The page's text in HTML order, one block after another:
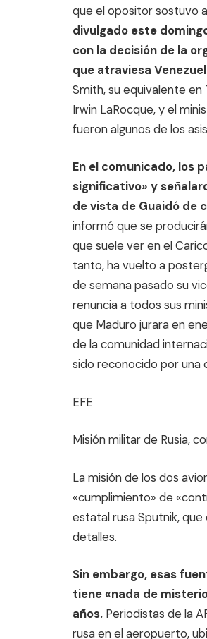
que el opositor sostuvo
divulgado este
con la decisión de la
que atraviesa
Smith, su equivalente en
Irwin LaRocque, y el
fueron algunos de los
En el comunicado, los
significativo» y
de vista de Guaidó de
informó que se
que suele ver en el
tanto, ha vuelto a
de semana pasado su
renuncia a todos sus
que Maduro jurara en
de la comunidad
sido reconocido por una
EFE
Misión militar de Rusia,
La misión de los dos
«cumplimiento» de
estatal rusa Sputnik,
detalles.
Sin embargo, esas
tiene «nada de
años. Periodistas de la
rusa en el aeropuerto,